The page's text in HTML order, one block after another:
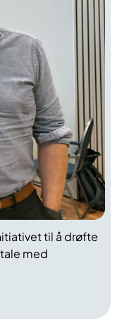
til å drøfte
med